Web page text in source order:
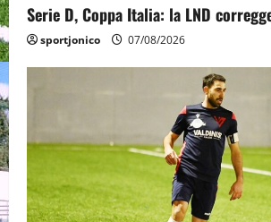
Serie D, Coppa Italia: la LND
sportjonico 07/08/2026